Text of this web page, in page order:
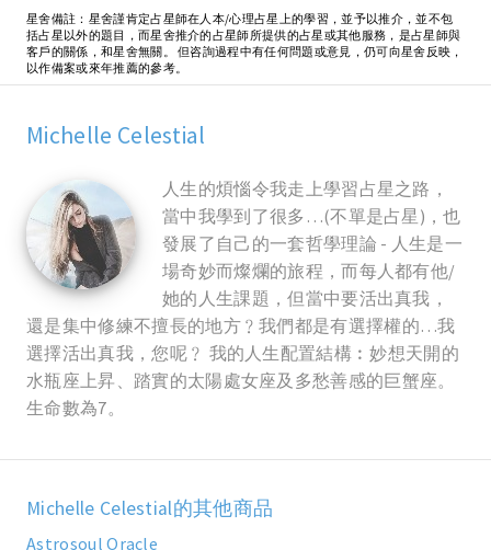
星舍備註：星舍謹肯定占星師在人本/心理占星上的學習，並予以推介，並不包
括占星以外的題目，而星舍推介的占星師所提供的占星或其他服務，是占星師與
客戶的關係，和星舍無關。 但咨詢過程中有任何問題或意見，仍可向星舍反映，
以作備案或來年推薦的參考。
Michelle Celestial
人生的煩惱令我走上學習占星之路，
當中我學到了很多…(不單是占星)，也
發展了自己的一套哲學理論 - 人生是一
場奇妙而燦爛的旅程，而每人都有他/
她的人生課題，但當中要活出真我，
還是集中修練不擅長的地方﹖我們都是有選擇權的…我
選擇活出真我，您呢﹖ 我的人生配置結構︰妙想天開的
水瓶座上昇、踏實的太陽處女座及多愁善感的巨蟹座。
生命數為7。
Michelle Celestial的其他商品
Astrosoul Oracle